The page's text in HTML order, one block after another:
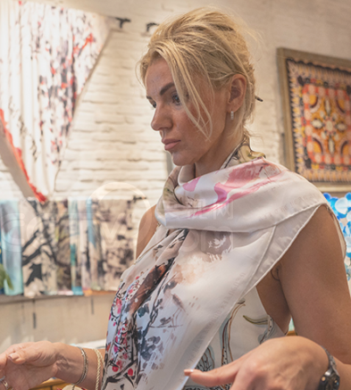
熊猫频道 VR/AR 4K专区 全景新闻
新兵请入列 人生第一次 人生第二次
2026年冬奥会 CBA NBA 中超 国足 国际足球
育大会 体育江湖 文化体育 冰雪道路 足球道路
一带一路 央博 非遗 文化 旅游 科普 健康
对话 云起 超级工厂 智敬中国 全民健康 颜选攻
片库 热播榜 总台企业白名单